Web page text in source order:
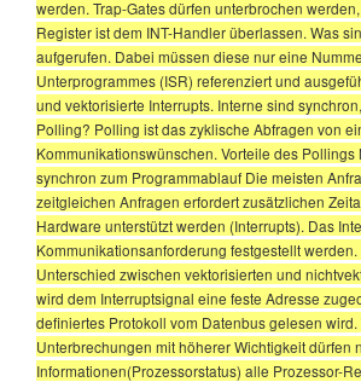
werden. Trap-Gates dürfen unterbrochen
Register ist dem INT-Handler überlassen. Was
aufgerufen. Dabei müssen diese nur eine
Unterprogrammes (ISR) referenziert und
und vektorisierte Interrupts. Interne sind
Polling? Polling ist das zyklische Abfragen von
Kommunikationswünschen. Vorteile des
synchron zum Programmablauf Die meisten
zeitgleichen Anfragen erfordert zusätzlichen
Hardware unterstützt werden (Interrupts). Das
Kommunikationsanforderung festgestellt
Unterschied zwischen vektorisierten und
wird dem Interruptsignal eine feste Adresse
definiertes Protokoll vom Datenbus gelesen
Unterbrechungen mit höherer Wichtigkeit
Informationen(Prozessorstatus) alle Prozessor-